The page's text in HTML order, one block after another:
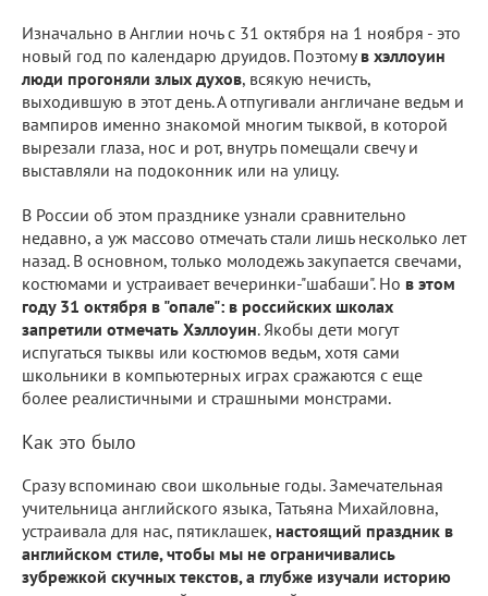
Изначально в Англии ночь с 31 октября на 1 ноября - это
новый год по календарю друидов. Поэтомув хэллоуин
люди прогоняли злых духов, всякую нечисть,
выходившую в этот день. А отпугивали англичане ведьм и
вампиров именно знакомой многим тыквой, в которой
вырезали глаза, нос и рот, внутрь помещали свечу и
выставляли на подоконник или на улицу.
В России об этом празднике узнали сравнительно
недавно, а уж массово отмечать стали лишь несколько лет
назад. В основном, только молодежь закупается свечами,
костюмами и устраивает вечеринки-"шабаши". Но в этом
году 31 октября в "опале": в российских школах
запретили отмечать Хэллоуин. Якобы дети могут
испугаться тыквы или костюмов ведьм, хотя сами
школьники в компьютерных играх сражаются с еще
более реалистичными и страшными монстрами.
Как это было
Сразу вспоминаю свои школьные годы. Замечательная
учительница английского языка, Татьяна Михайловна,
устраивала для нас, пятиклашек, настоящий праздник в
английском стиле, чтобы мы не ограничивались
зубрежкой скучных текстов, а глубже изучали историю